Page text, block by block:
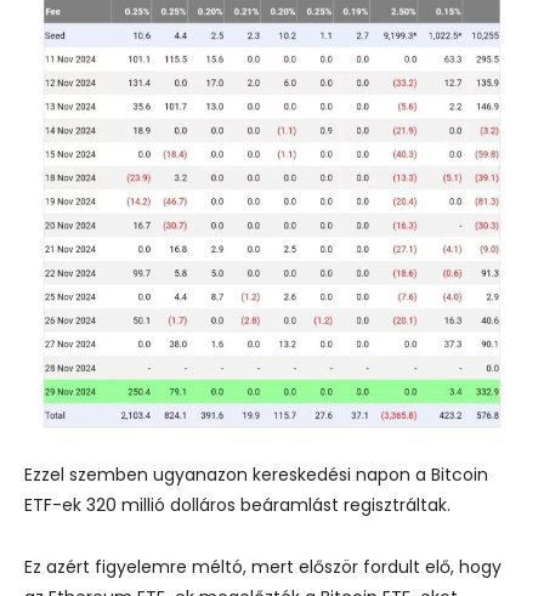
Ezzel szemben ugyanazon kereskedési napon a Bitcoin
ETF-ek 320 millió dolláros beáramlást regisztráltak.
Ez azért figyelemre méltó, mert először fordult elő, hogy